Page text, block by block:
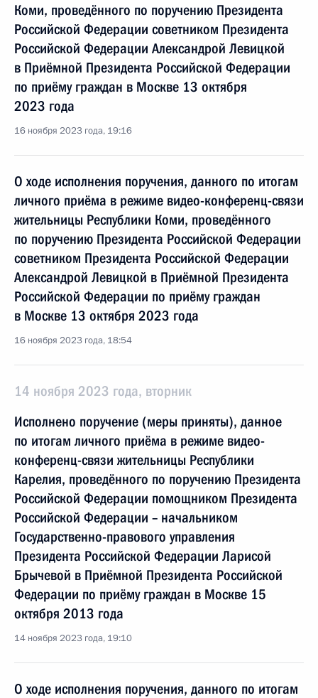
Коми, проведённого по поручению Президента
Российской Федерации советником Президента
Российской Федерации Александрой Левицкой
в Приёмной Президента Российской Федерации
по приёму граждан в Москве 13 октября
2023 года
16 ноября 2023 года, 19:16
О ходе исполнения поручения, данного по итогам
личного приёма в режиме видео-конференц-связи
жительницы Республики Коми, проведённого
по поручению Президента Российской Федерации
советником Президента Российской Федерации
Александрой Левицкой в Приёмной Президента
Российской Федерации по приёму граждан
в Москве 13 октября 2023 года
16 ноября 2023 года, 18:54
14 ноября 2023 года, вторник
Исполнено поручение (меры приняты), данное
по итогам личного приёма в режиме видео-
конференц-связи жительницы Республики
Карелия, проведённого по поручению Президента
Российской Федерации помощником Президента
Российской Федерации – начальником
Государственно-правового управления
Президента Российской Федерации Ларисой
Брычевой в Приёмной Президента Российской
Федерации по приёму граждан в Москве 15
октября 2013 года
14 ноября 2023 года, 19:10
О ходе исполнения поручения, данного по итогам